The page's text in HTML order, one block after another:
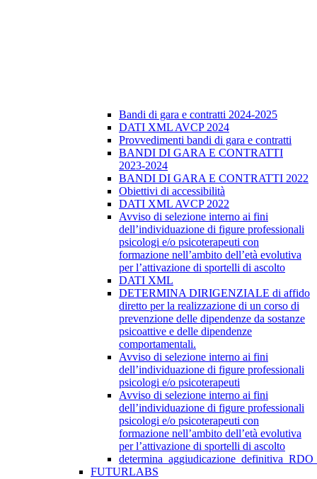
Bandi di gara e contratti 2024-2025
DATI XML AVCP 2024
Provvedimenti bandi di gara e contratti
BANDI DI GARA E CONTRATTI
2023-2024
BANDI DI GARA E CONTRATTI 2022
Obiettivi di accessibilità
DATI XML AVCP 2022
Avviso di selezione interno ai fini
dell’individuazione di figure professionali
psicologi e/o psicoterapeuti con
formazione nell’ambito dell’età evolutiva
per l’attivazione di sportelli di ascolto
DATI XML
DETERMINA DIRIGENZIALE di affido
diretto per la realizzazione di un corso di
prevenzione delle dipendenze da sostanze
psicoattive e delle dipendenze
comportamentali.
Avviso di selezione interno ai fini
dell’individuazione di figure professionali
psicologi e/o psicoterapeuti
Avviso di selezione interno ai fini
dell’individuazione di figure professionali
psicologi e/o psicoterapeuti con
formazione nell’ambito dell’età evolutiva
per l’attivazione di sportelli di ascolto
FUTURLABS